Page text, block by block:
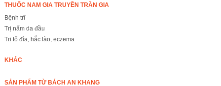
THUỐC NAM GIA TRUYỀN TRẦN GIA
Bệnh trĩ
Trị nấm da đầu
Trị tổ đỉa, hắc lào, eczema
KHÁC
SẢN PHẨM TỪ BÁCH AN KHANG